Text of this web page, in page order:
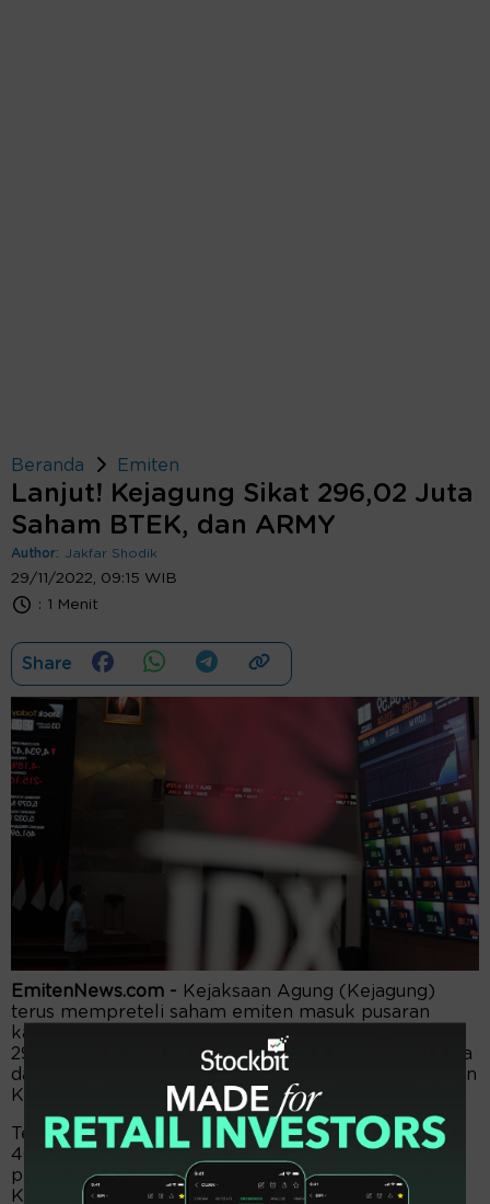
Beranda Emiten
Lanjut! Kejagung Sikat 296,02 Juta
Saham BTEK, dan ARMY
Author: Jakfar Shodik
29/11/2022, 09:15 WIB
: 1 Menit
Share
EmitenNews.com - Kejaksaan Agung (Kejagung)
terus mempreteli saham emiten masuk pusaran
kasus Jiwasraya. Terbaru, Kejagung menyapu
296.026.100 helai. Saham sebanyak itu, diambil paksa
dari Bumi Teknokultura Unggul (BTEK), dan Armidian
Karyatama (ARMY).
Tepatnya, Kejagung melahap 46.101.200 helai alias
46,10 juta saham Armidian Karyatama. Dengan
pengambilalihan saham setara 0,51 persen itu,
Kejagung kini menyita 495,43 juta lembar atau 4,50